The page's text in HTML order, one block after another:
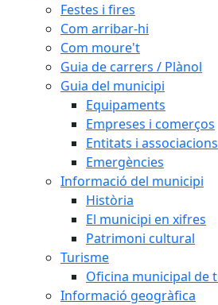
Festes i fires
Com arribar-hi
Com moure't
Guia de carrers / Plànol
Guia del municipi
Equipaments
Empreses i comerços
Entitats i associacions
Emergències
Informació del municipi
Història
El municipi en xifres
Patrimoni cultural
Turisme
Oficina municipal de
Informació geogràfica